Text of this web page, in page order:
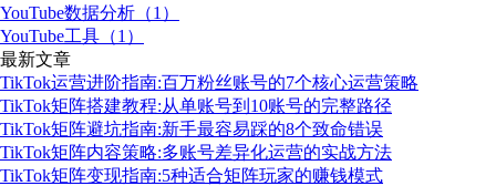
YouTube数据分析（1）
YouTube工具（1）
最新文章
TikTok运营进阶指南:百万粉丝账号的7个核心运营策略
TikTok矩阵搭建教程:从单账号到10账号的完整路径
TikTok矩阵避坑指南:新手最容易踩的8个致命错误
TikTok矩阵内容策略:多账号差异化运营的实战方法
TikTok矩阵变现指南:5种适合矩阵玩家的赚钱模式